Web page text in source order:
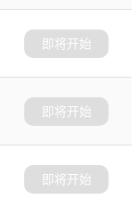
即将开始
即将开始
即将开始